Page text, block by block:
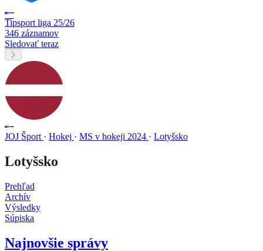
Tipsport liga 25/26
346 záznamov
Sledovať teraz
JOJ Šport · Hokej · MS v hokeji 2024 · Lotyšsko
Lotyšsko
Prehľad
Archív
Výsledky
Súpiska
Najnovšie správy